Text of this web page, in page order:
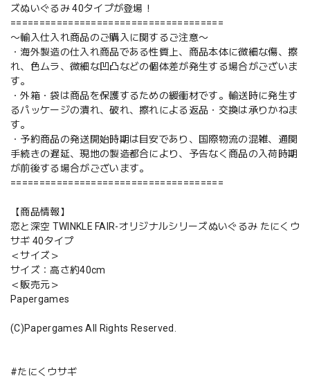
ズぬいぐるみ 40タイプが登場！
=====================================
〜輸入仕入れ商品のご購入に関するご注意〜
・海外製造の仕入れ商品である性質上、商品本体に微細な傷、擦
れ、色ムラ、微細な凹凸などの個体差が発生する場合がございま
す。
・外箱・袋は商品を保護するための緩衝材です。輸送時に発生す
るパッケージの潰れ、破れ、擦れによる返品・交換は承りかねま
す。
・予約商品の発送開始時期は目安であり、国際物流の混雑、通関
手続きの遅延、現地の製造都合により、予告なく商品の入荷時期
が前後する場合がございます。
=====================================
【商品情報】
恋と深空 TWINKLE FAIR-オリジナルシリーズぬいぐるみ たにくウ
サギ 40タイプ
＜サイズ＞
サイズ：高さ約40cm
＜販売元＞
Papergames
(C)Papergames All Rights Reserved.
#たにくウサギ